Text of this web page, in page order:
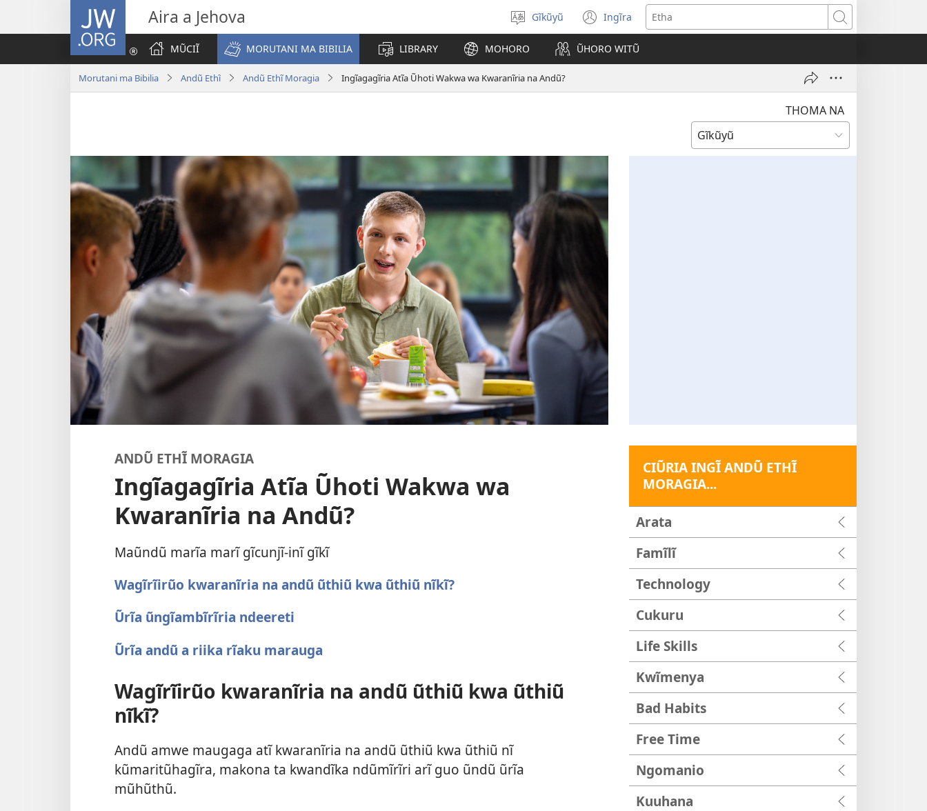
JW.ORG Aira a Jehova
Thuura
rũthiomi
Gĩkũyũ Ingĩra
(opens
new
window)
Etha
MŨCIĨ
MORUTANI MA BIBILIA LIBRARY MOHORO ŨHORO WITŨ
Morutani ma Bibilia Andũ Ethĩ Andũ Ethĩ Moragia Ingĩagagĩria Atĩa Ũhoti Wakwa wa Kwaranĩria na Andũ?
THOMA NA
ANDŨ ETHĨ MORAGIA
Ingĩagagĩria Atĩa Ũhoti Wakwa wa
Kwaranĩria na Andũ?
Maũndũ marĩa marĩ gĩcunjĩ-inĩ gĩkĩ
Wagĩrĩirũo kwaranĩria na andũ ũthiũ kwa ũthiũ nĩkĩ?
Ũrĩa ũngĩambĩrĩria ndeereti
Ũrĩa andũ a riika rĩaku marauga
Wagĩrĩirũo kwaranĩria na andũ ũthiũ kwa ũthiũ
nĩkĩ?
Andũ amwe maugaga atĩ kwaranĩria na andũ ũthiũ kwa ũthiũ nĩ
kũmaritũhagĩra, makona ta kwandĩka ndũmĩrĩri arĩ guo ũndũ ũrĩa
mũhũthũ.
CIŨRIA INGĨ ANDŨ ETHĨ
MORAGIA...
Arata
Famĩlĩ
Technology
Cukuru
Life Skills
Kwĩmenya
Bad Habits
Free Time
Ngomanio
Kuuhana